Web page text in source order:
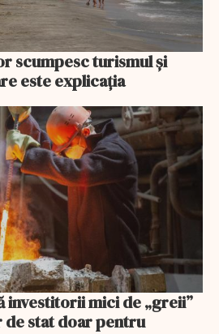
scumpesc turismul și
este explicația
investitorii mici de „greii”
stat doar pentru